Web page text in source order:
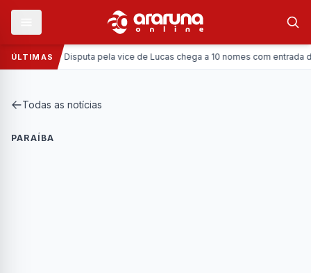
ÚLTIMAS
Política:Disputa pela vice de Lucas chega a 10 nomes com entrada da
Todas as notícias
PARAÍBA